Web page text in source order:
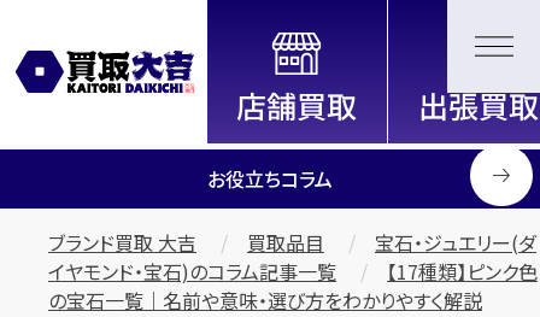
全国2200店舗以上展開中！
信頼と実績の買取専門店「買取大
吉」
お役立ちコラム
ブランド買取 大吉 買取品目
宝石・ジュエリー(ダ
イヤモンド・宝石)のコラム記事一覧
【17種類】ピンク色
の宝石一覧｜名前や意味・選び方をわかりやすく解説